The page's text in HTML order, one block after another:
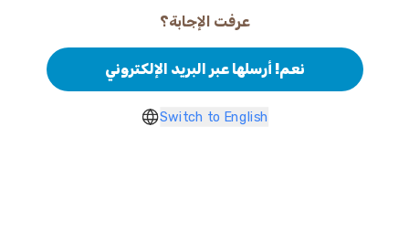
عرفت الإجابة؟
نعم! أرسلها عبر البريد الإلكتروني
Switch to English